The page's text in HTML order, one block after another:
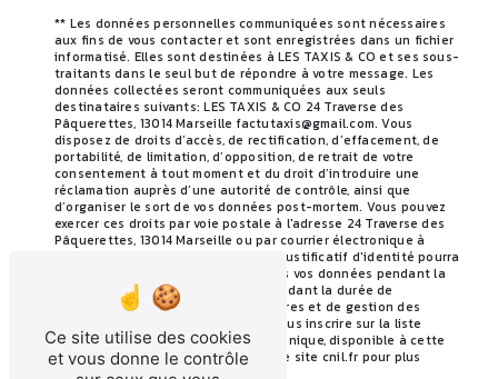
** Les données personnelles communiquées sont nécessaires
aux fins de vous contacter et sont enregistrées dans un fichier
informatisé. Elles sont destinées à LES TAXIS & CO et ses sous-
traitants dans le seul but de répondre à votre message. Les
données collectées seront communiquées aux seuls
destinataires suivants: LES TAXIS & CO 24 Traverse des
Pâquerettes, 13014 Marseille factutaxis@gmail.com. Vous
disposez de droits d’accès, de rectification, d’effacement, de
portabilité, de limitation, d’opposition, de retrait de votre
consentement à tout moment et du droit d’introduire une
réclamation auprès d’une autorité de contrôle, ainsi que
d’organiser le sort de vos données post-mortem. Vous pouvez
exercer ces droits par voie postale à l'adresse 24 Traverse des
Pâquerettes, 13014 Marseille ou par courrier électronique à
l'adresse factutaxis@gmail.com. Un justificatif d'identité pourra
vous être demandé. Nous conservons vos données pendant la
période de prise de contact puis pendant la durée de
prescription légale aux fins probatoires et de gestion des
contentieux. Vous avez le droit de vous inscrire sur la liste
d'opposition au démarchage téléphonique, disponible à cette
adresse: Bloctel.gouv.fr. Consultez le site cnil.fr pour plus
d’informations sur vos droits.
Ce site utilise des cookies
et vous donne le contrôle